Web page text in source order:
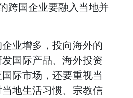
跨国企业要融入当地并
业增多，投向海外的
国际产品、海外投资
际市场，还要重视当
地生活习惯、宗教信